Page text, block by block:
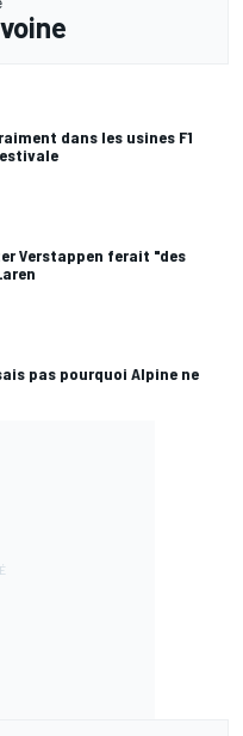
dans les usines F1
Verstappen ferait "des
pas pourquoi Alpine ne